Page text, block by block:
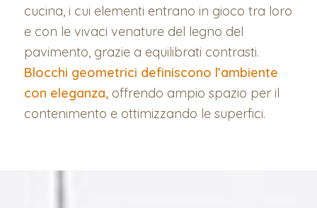
cucina, i cui elementi entrano in gioco tra loro
e con le vivaci venature del legno del
pavimento, grazie a equilibrati contrasti.
Blocchi geometrici definiscono l’ambiente
con eleganza,offrendo ampio spazio per il
contenimento e ottimizzando le superfici.